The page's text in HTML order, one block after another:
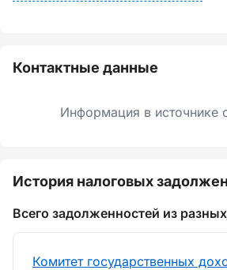
Контактные данные
Информация в источнике
История налоговых
Всего задолженностей из
Комитет государственных